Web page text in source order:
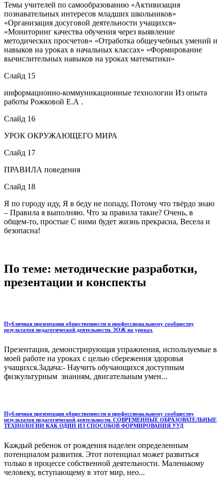
Темы учителей по самообразованию «Активизация
познавательных интересов младших школьников»
«Организация досуговой деятельности учащихся»
«Мониторинг качества обучения через выявление
методических просчетов» «Отработка общеучебных умений и
навыков на уроках в начальных классах» «Формирование
вычислительных навыков на уроках математики»
Слайд 15
информационно-коммуникационные технологии Из опыта
работы Рожковой Е.А .
Слайд 16
УРОК ОКРУЖАЮЩЕГО МИРА
Слайд 17
ПРАВИЛА поведения
Слайд 18
Я по городу иду, Я в беду не попаду, Потому что твёрдо знаю
– Правила я выполняю. Что за правила такие? Очень, в
общем-то, простые С ними будет жизнь прекрасна, Весела и
безопасна!
По теме: методические разработки,
презентации и конспекты
Публичная презентация общественности и профессиональному сообществу
результатов педагогической деятельности. ЗОЖ на уроках
Презентация, демонстрирующая упражнения, используемые в
моей работе на уроках с целью сбережения здоровья
учащихся.Задача:- Научить обучающихся доступным
физкультурным знаниям, двигательным умен...
Публичная презентация общественности и профессиональному сообществу
результатов педагогической деятельности. СОВРЕМЕННЫЕ ОБРАЗОВАТЕЛЬНЫЕ
ТЕХНОЛОГИИ КАК ОДИН ИЗ СПОСОБОВ ФОРМИРОВАНИЯ УУД
Каждый ребенок от рождения наделен определенным
потенциалом развития. Этот потенциал может развиться
только в процессе собственной деятельности. Маленькому
человеку, вступающему в этот мир, нео...